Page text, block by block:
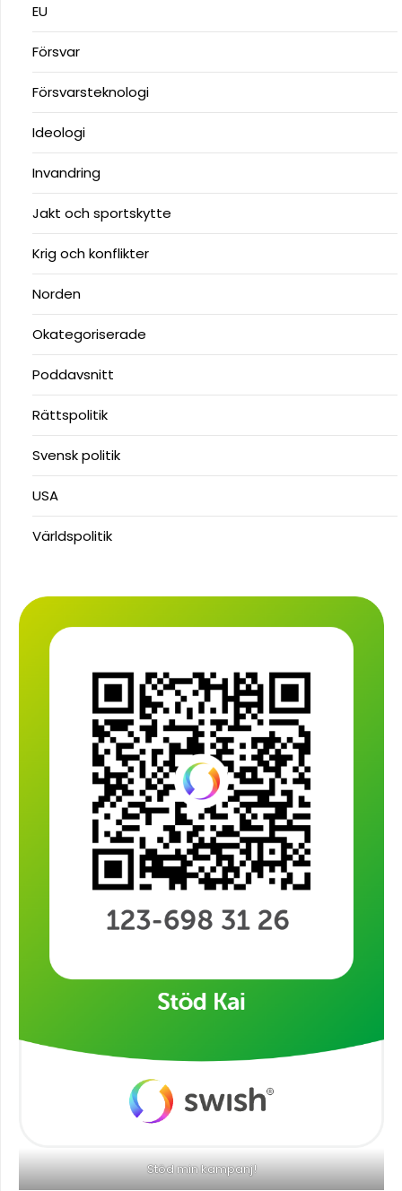
EU
Försvar
Försvarsteknologi
Ideologi
Invandring
Jakt och sportskytte
Krig och konflikter
Norden
Okategoriserade
Poddavsnitt
Rättspolitik
Svensk politik
USA
Världspolitik
Stöd min kampanj!